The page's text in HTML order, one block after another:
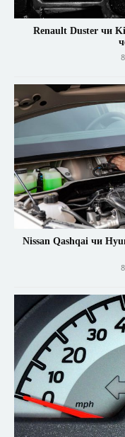
Renault Duster чи
Nissan Qashqai чи